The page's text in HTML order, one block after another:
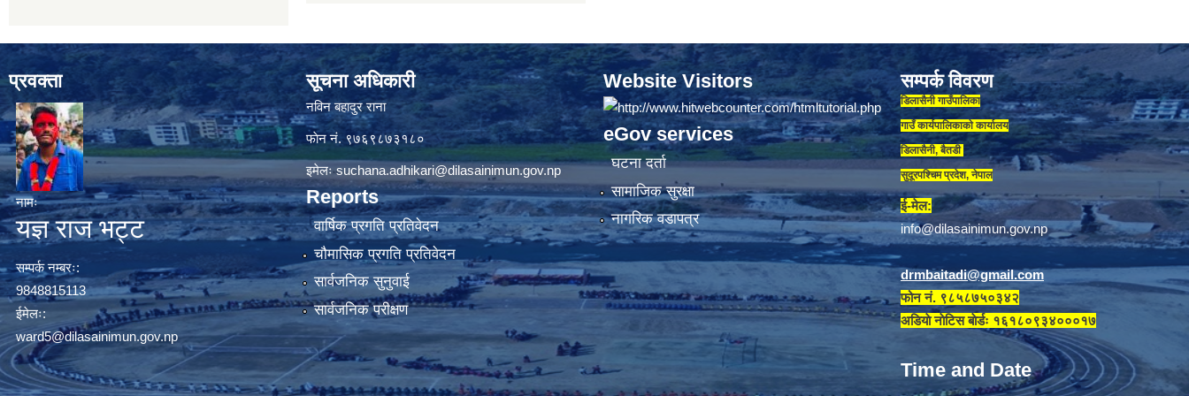
प्रवक्ता
नामः
यज्ञ राज भट्ट
सम्पर्क नम्बरः:
9848815113
ईमेलः:
ward5@dilasainimun.gov.np
सूचना अधिकारी
नविन बहादुर राना
फाेन नं. ९७६९८७३१८०
इमेलःsuchana.adhikari@dilasainimun.gov.np
Reports
वार्षिक प्रगति प्रतिवेदन
चौमासिक प्रगति प्रतिवेदन
सार्वजनिक सुनुवाई
सार्वजनिक परीक्षण
Website Visitors
eGov services
घटना दर्ता
सामाजिक सुरक्षा
नागरिक वडापत्र
सम्पर्क विवरण
डिलासैनी गाउँपालिका
गाउँ कार्यपालिकाकाे कार्यालय
डिलासैनी, बैतडी
सुदूरपश्चिम प्रदेश, नेपाल
ई-मेल:
info@dilasainimun.gov.np
drmbaitadi@gmail.com
फोन नं. ९८५८७५०३४२
अडियाे नाेटिस बाेर्डः १६१८०९३४०००१७
Time and Date